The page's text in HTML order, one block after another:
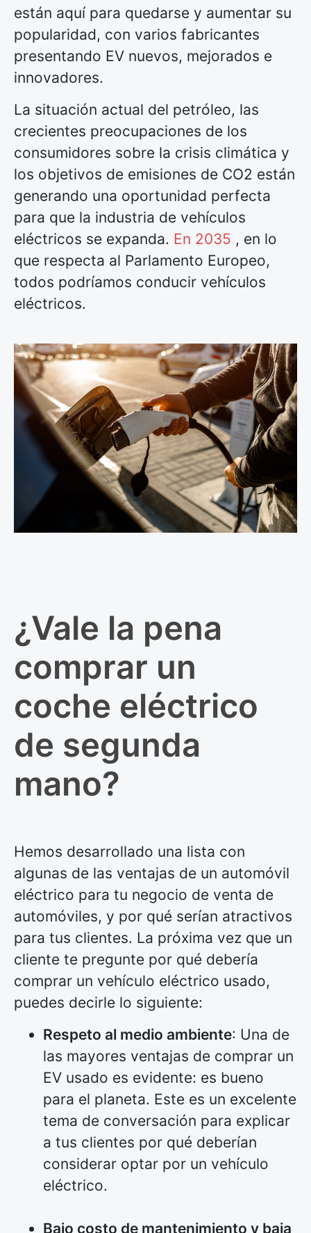
están aquí para quedarse y aumentar su
popularidad, con varios fabricantes
presentando EV nuevos, mejorados e
innovadores.
La situación actual del petróleo, las
crecientes preocupaciones de los
consumidores sobre la crisis climática y
los objetivos de emisiones de CO2 están
generando una oportunidad perfecta
para que la industria de vehículos
eléctricos se expanda. En 2035 , en lo
que respecta al Parlamento Europeo,
todos podríamos conducir vehículos
eléctricos.
¿Vale la pena
comprar un
coche eléctrico
de segunda
mano?
Hemos desarrollado una lista con
algunas de las ventajas de un automóvil
eléctrico para tu negocio de venta de
automóviles, y por qué serían atractivos
para tus clientes. La próxima vez que un
cliente te pregunte por qué debería
comprar un vehículo eléctrico usado,
puedes decirle lo siguiente:
Respeto al medio ambiente: Una de
las mayores ventajas de comprar un
EV usado es evidente: es bueno
para el planeta. Este es un excelente
tema de conversación para explicar
a tus clientes por qué deberían
considerar optar por un vehículo
eléctrico.
Bajo costo de mantenimiento y baja